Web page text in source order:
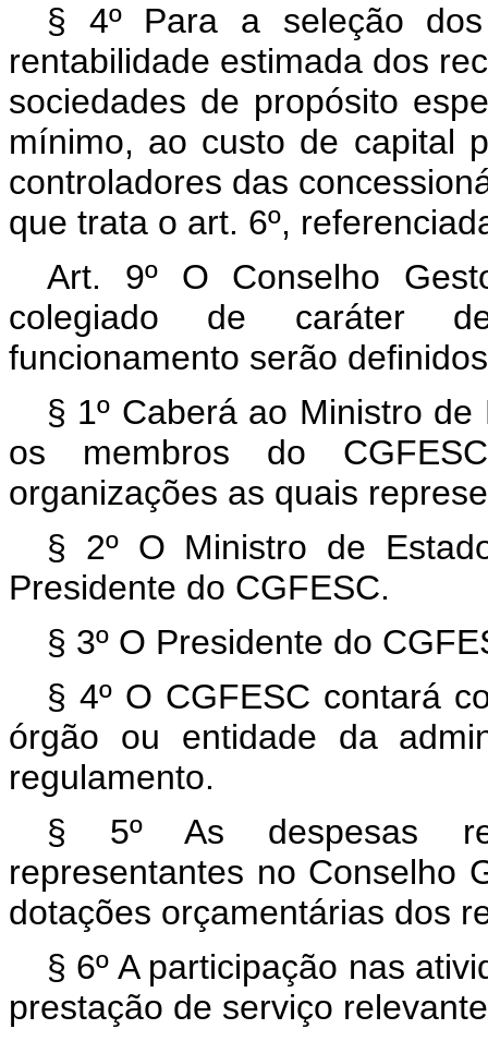
§ 4º Para a seleção
rentabilidade estimada dos
sociedades de propósito
mínimo, ao custo de capital
controladores das
que trata o art. 6º,
Art. 9º O Conselho
colegiado de caráter
funcionamento serão
§ 1º Caberá ao Ministro
os membros do
organizações as quais
§ 2º O Ministro de
Presidente do CGFESC.
§ 3º O Presidente do
§ 4º O CGFESC contará
órgão ou entidade da
regulamento.
§ 5º As despesas
representantes no Conselho
dotações orçamentárias dos
§ 6º A participação nas
prestação de serviço